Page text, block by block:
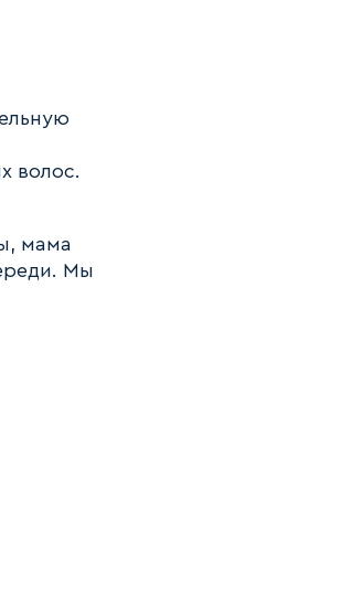
волос.
мама
Мы